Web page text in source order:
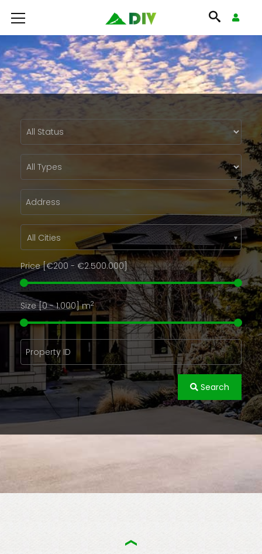
All Cities
Price [€200 - €2.500.000]
Size [0-1.000] m2
Search